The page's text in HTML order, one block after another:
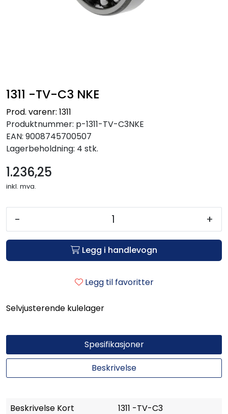
1311 -TV-C3 NKE
Prod. varenr: 1311
Produktnummer: p-1311-TV-C3NKE
EAN: 9008745700507
Lagerbeholdning: 4 stk.
1.236,25
inkl. mva.
- +
Legg i handlevogn
Legg til favoritter
Selvjusterende kulelager
Spesifikasjoner
Beskrivelse
Beskrivelse Kort 1311 -TV-C3